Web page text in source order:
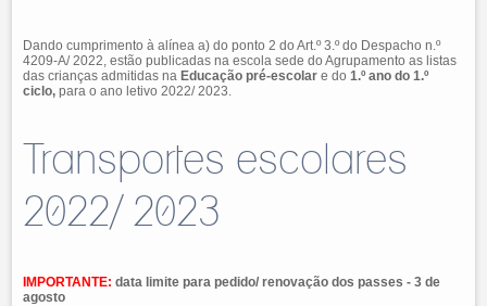
Dando cumprimento à alínea a) do ponto 2 do Art.º 3.º do Despacho n.º
4209-A/ 2022, estão publicadas na escola sede do Agrupamento as listas
das crianças admitidas naEducação pré-escolar e do1.º ano do 1.º
ciclo, para o ano letivo 2022/ 2023.
Transportes escolares
2022/ 2023
IMPORTANTE: data limite para pedido/ renovação dos passes - 3 de
agosto